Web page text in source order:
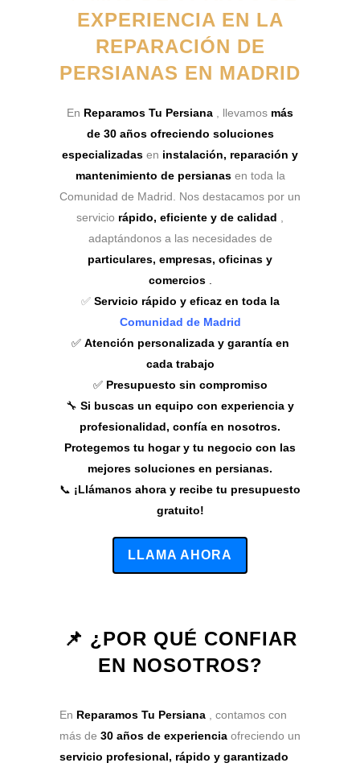
EXPERIENCIA EN LA
REPARACIÓN DE
PERSIANAS EN MADRID
En Reparamos Tu Persiana , llevamos más
de 30 años ofreciendo soluciones
especializadas en instalación, reparación y
mantenimiento de persianasen toda la
Comunidad de Madrid. Nos destacamos por un
servicio rápido, eficiente y de calidad
adaptándonos a las necesidades de
particulares, empresas, oficinas y
comercios.
✅ Servicio rápido y eficaz en toda la
Comunidad de Madrid
✅ Atención personalizada y garantía en
cada trabajo
✅ Presupuesto sin compromiso
🔧 Si buscas un equipo con experiencia y
profesionalidad, confía en nosotros.
Protegemos tu hogar y tu negocio con las
mejores soluciones en persianas.
📞 ¡Llámanos ahora y recibe tu presupuesto
gratuito!
LLAMA AHORA
📌 ¿POR QUÉ CONFIAR
EN NOSOTROS?
En Reparamos Tu Persiana , contamos con
más de 30 años de experiencia ofreciendo un
servicio profesional, rápido y garantizado